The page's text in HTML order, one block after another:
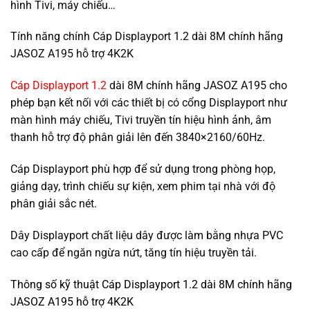
hình Tivi, máy chiếu…
Tính năng chính Cáp Displayport 1.2 dài 8M chính hãng
JASOZ A195 hỗ trợ 4K2K
Cáp Displayport 1.2 dài 8M chính hãng JASOZ A195 cho
phép bạn kết nối với các thiết bị có cổng Displayport như
màn hình máy chiếu, Tivi truyền tín hiệu hình ảnh, âm
thanh hỗ trợ độ phân giải lên đến 3840×2160/60Hz.
Cáp Displayport phù hợp để sử dụng trong phòng họp,
giảng dạy, trình chiếu sự kiện, xem phim tại nhà với độ
phân giải sắc nét.
Dây Displayport chất liệu dây được làm bằng nhựa PVC
cao cấp để ngăn ngừa nứt, tăng tín hiệu truyền tải.
Thông số kỹ thuật Cáp Displayport 1.2 dài 8M chính hãng
JASOZ A195 hỗ trợ 4K2K